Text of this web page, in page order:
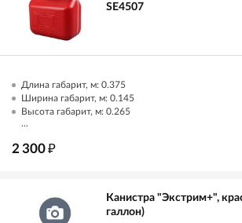
SE4507
Длина габарит, м: 0.375
Ширина габарит, м: 0.145
Высота габарит, м: 0.265
...
2 300₽
Канистра "Экстрим+",
галлон)